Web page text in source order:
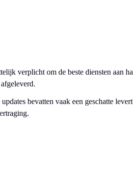
verplicht om de beste diensten aan
bevatten vaak een geschatte